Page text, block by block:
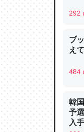
─
292
ブ
え
484
韓
予
入